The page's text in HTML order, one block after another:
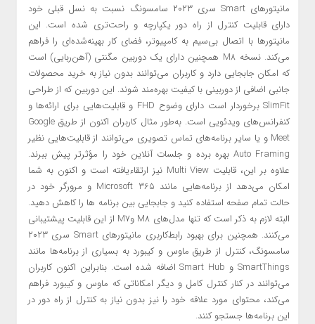
مانیتورهای Smart سری ۲۰۲۳ سامسونگ نسبت به نسل قبلی خود
دارای قابلیت کنترل از راه دور یکپارچه و راحت‌تری شده است. این
مانیتورها با اتصال بی‌سیم به کامپیوتر، فضای کار بهینه‌شده‌ای را فراهم
می‌کند. نسخه M8 همچنین دارای یک دوربین مگنتی (آهن‌ربایی) است
که امکان جابجایی دارد و کاربران می‌توانند بدون نیاز به خرید محصولات
جانبی اضافی از دوربینی با کیفیت بهره‌مند شوند. این دوربین که از طراحی
SlimFit برخوردار است دارای وضوح FHD و قابلیت‌هایی برای ارائه‌ها و
کنفرانس‌های ویدئویی‌ است. به‌طور مثال کاربران اکنون از طریق Google
Meet و یا سایر برنامه‌های تماس تصویری می‌توانند از قابلیت‌هایی نظیر
Auto Framing بهره برده و جلسات آنلاین خود را مؤثرتر پیش ببرند.
علاوه بر این، قابلیت Multi View نیز ارتقاءیافته است و اکنون به شما
امکان می‌دهد از برنامه‌هایی مانند Microsoft 365 و مرورگر خود در
حالت تمام صفحه استفاده کنید و جابجایی بین برنامه ها را کاهش دهید.
البته لازم به ذکر است که تنها مدل‌های M8 وM7 از این قابلیت پیشتیبانی
می‌‌کنند. همچنین برای بهبود رابط‌کاربری مانیتورهای Smart سری ۲۰۲۳
سامسونگ، کنترل از طریق ماوس و کیبورد به بسیاری از برنامه‌ها مانند
SmartThings و Smart Hub اضافه شده است. بنابراین اکنون کاربران
می‌توانند در کنار کنترل کامل و دیگر امکاناتی که ماوس و کیبورد فراهم
می‌کند، محتوای مورد ‌علاقه خود را نیز بدون نیاز به کنترل از راه دور در
این برنامه‌‌ها جستجو کنند.